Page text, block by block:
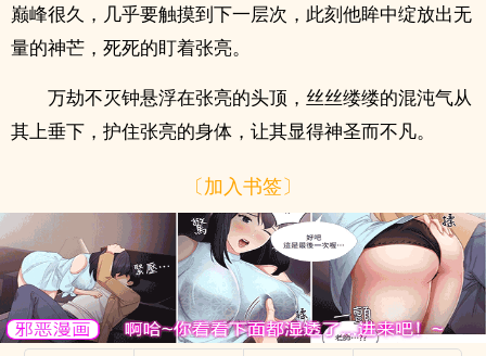
巅峰很久，几乎要触摸到下一层次，此刻他眸中绽放出无
量的神芒，死死的盯着张亮。
万劫不灭钟悬浮在张亮的头顶，丝丝缕缕的混沌气从
其上垂下，护住张亮的身体，让其显得神圣而不凡。
〔加入书签〕